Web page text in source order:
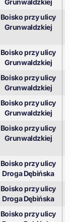
Grunwaldzkiej
Boisko przy ulicy
Grunwaldzkiej
Boisko przy ulicy
Grunwaldzkiej
Boisko przy ulicy
Grunwaldzkiej
Boisko przy ulicy
Grunwaldzkiej
Boisko przy ulicy
Grunwaldzkiej
Boisko przy ulicy
Droga Dębińska
Boisko przy ulicy
Droga Dębińska
Boisko przy ulicy